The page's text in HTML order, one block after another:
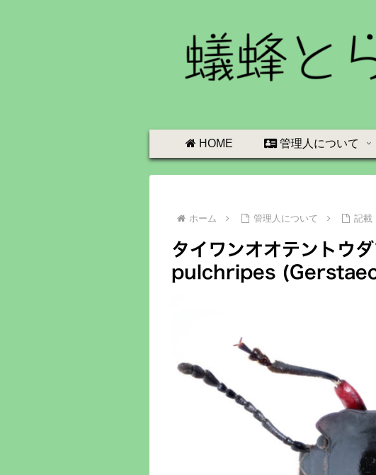
HOME 管理人について
ホーム 管理人について 記載
タイワンオオテント
pulchripes